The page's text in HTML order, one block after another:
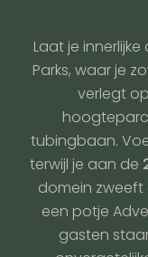
Laat je
Parks, waar je
verlegt
tubingbaan.
terwijl je aan de
domein
een potje
gasten